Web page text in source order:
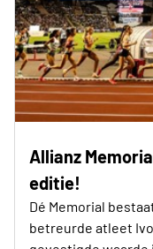
Allianz
editie!
Dé Memorial
betreurde atleet